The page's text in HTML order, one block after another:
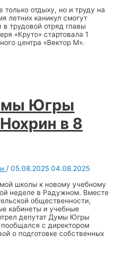
только отдыху, но и труду на
летних каникул смогут
трудовой отряд главы
«Круто» стартовала 1
центра «Вектор М».
Югры
в 8
/05.08.2025 04.08.2025
школы к новому учебному
неделе в Радужном. Вместе
общественности,
кабинеты и учебные
депутат Думы Югры
с директором
о подготовке собственных